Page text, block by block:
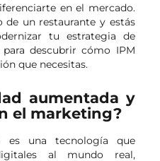
en el mercado.
de un restaurante y estás
tu estrategia de
descubrir cómo IPM
que necesitas.
aumentada y
el marketing?
es una tecnología que
al mundo real,